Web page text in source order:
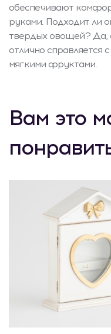
обеспечивают
руками. Подходит ли
твердых овощей? Да,
отлично
мягкими фруктами.
Вам это